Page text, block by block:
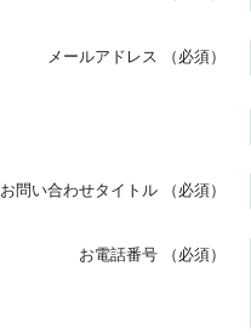
メールアドレス （必須）
お問い合わせタイトル （必須）
お電話番号 （必須）